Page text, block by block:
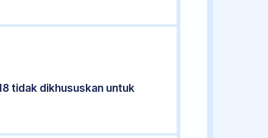
tidak dikhususkan untuk